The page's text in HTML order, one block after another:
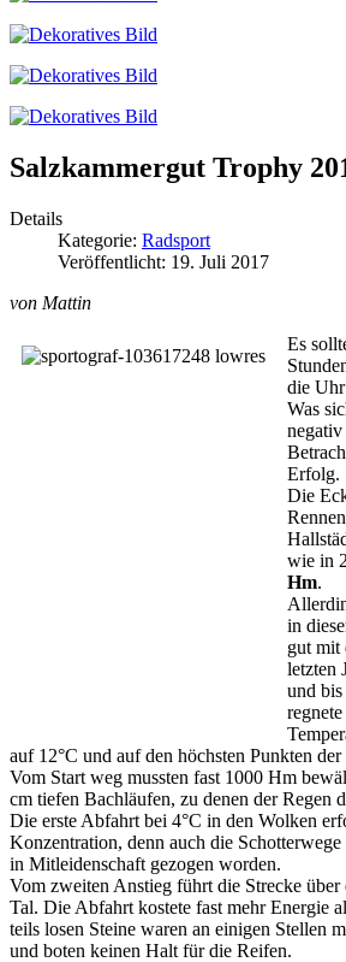
Salzkammergut Trophy
Details
Kategorie: Radsport
Veröffentlicht: 19. Juli 2017
von Mattin
Es
die
Was
negativ
Erfolg.
Die
wie in
Hm.
in
gut mit
letzten
und
auf 12°C und auf den höchsten Punkten der
Vom Start weg mussten fast 1000 Hm
cm tiefen Bachläufen, zu denen der Regen
Die erste Abfahrt bei 4°C in den Wolken
Konzentration, denn auch die
in Mitleidenschaft gezogen worden.
Vom zweiten Anstieg führt die Strecke
Tal. Die Abfahrt kostete fast mehr Energie
teils losen Steine waren an einigen Stellen
und boten keinen Halt für die Reifen.